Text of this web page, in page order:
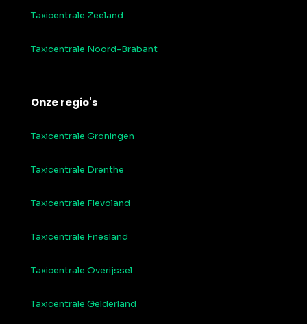
Taxicentrale Zeeland
Taxicentrale Noord-Brabant
Onze regio's
Taxicentrale Groningen
Taxicentrale Drenthe
Taxicentrale Flevoland
Taxicentrale Friesland
Taxicentrale Overijssel
Taxicentrale Gelderland